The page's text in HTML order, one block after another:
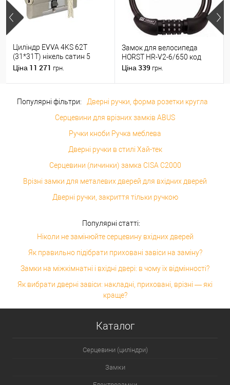
Циліндр EVVA 4KS 62T
(31*31T) нікель сатин 5
ключів
Ціна 11 271 грн.
Замок для велосипеда
HORST HR-V2-6/650 код
Ціна 339 грн.
Популярні фільтри:
Дверні ручки, форма розетки кругла
Серцевини для врізних замків ABUS
Ручки кноби Ручка меблева
Дверні ручки в стилі Хай-тек
Серцевини (личинки) замка CISA C2000
Врізні замки для металевих дверей для вхідних дверей
Дверні ручки, закриття тільки ручкою
Популярні статті:
Ніколи не замінюйте серцевину вхідних дверей
Як правильно підібрати приховані завіси на заміну?
Замки на міжкімнатні і вхідні двері: в чому їх відмінності?
Як вибрати дверні завіси: накладні, приховані, врізні — які
краще?
Каталог
Серцевини (циліндри)
Замки